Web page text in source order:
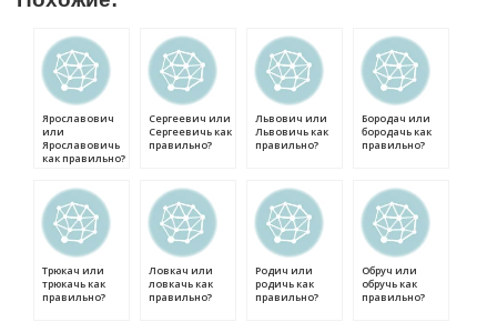
Ярославович
или
Ярославовичь
как правильно?
Сергеевич или
Сергеевичь как
правильно?
Львович или
Львовичь как
правильно?
Бородач или
бородачь как
правильно?
Трюкач или
трюкачь как
правильно?
Ловкач или
ловкачь как
правильно?
Родич или
родичь как
правильно?
Обруч или
обручь как
правильно?